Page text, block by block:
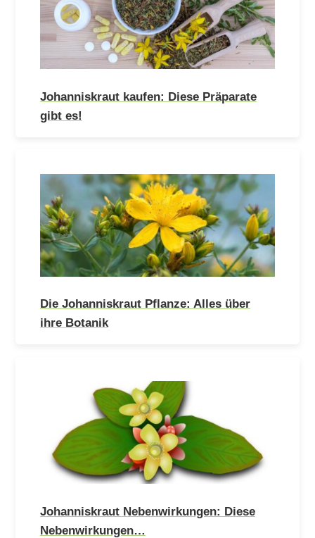
Johanniskraut kaufen: Diese Präparate
gibt es!
Die Johanniskraut Pflanze: Alles über
ihre Botanik
Johanniskraut Nebenwirkungen: Diese
Nebenwirkungen…